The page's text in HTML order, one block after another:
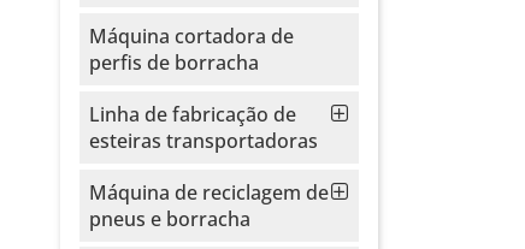
Máquina cortadora de
perfis de borracha
Linha de fabricação de
esteiras transportadoras
Máquina de reciclagem de
pneus e borracha